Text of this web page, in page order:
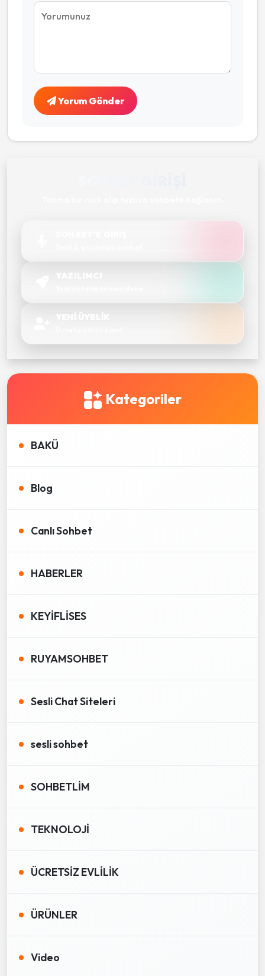
Yorum Gönder
Kategoriler
BAKÜ
Blog
Canlı Sohbet
HABERLER
KEYİFLİSES
RUYAMSOHBET
Sesli Chat Siteleri
sesli sohbet
SOHBETLİM
TEKNOLOJİ
ÜCRETSİZ EVLİLİK
ÜRÜNLER
Video